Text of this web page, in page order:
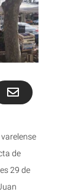
varelense
de
29 de